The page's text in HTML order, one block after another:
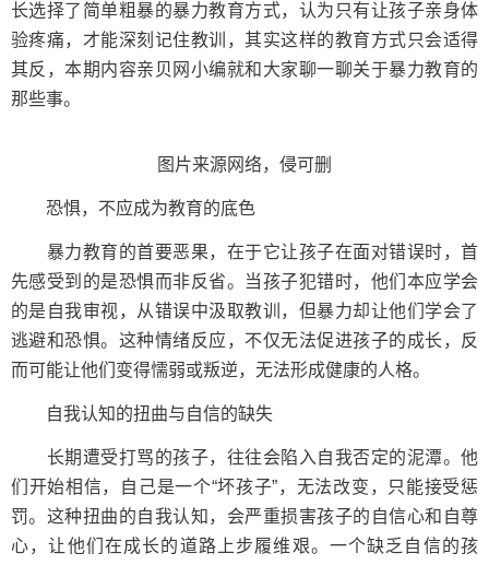
长选择了简单粗暴的暴力教育方式，认为只有让孩子亲身体
验疼痛，才能深刻记住教训，其实这样的教育方式只会适得
其反，本期内容亲贝网小编就和大家聊一聊关于暴力教育的
那些事。
图片来源网络，侵可删
恐惧，不应成为教育的底色
暴力教育的首要恶果，在于它让孩子在面对错误时，首
先感受到的是恐惧而非反省。当孩子犯错时，他们本应学会
的是自我审视，从错误中汲取教训，但暴力却让他们学会了
逃避和恐惧。这种情绪反应，不仅无法促进孩子的成长，反
而可能让他们变得懦弱或叛逆，无法形成健康的人格。
自我认知的扭曲与自信的缺失
长期遭受打骂的孩子，往往会陷入自我否定的泥潭。他
们开始相信，自己是一个“坏孩子”，无法改变，只能接受惩
罚。这种扭曲的自我认知，会严重损害孩子的自信心和自尊
心，让他们在成长的道路上步履维艰。一个缺乏自信的孩